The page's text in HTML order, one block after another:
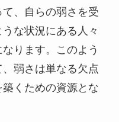
、自らの弱さを受
な状況にある人々
ります。このよう
弱さは単なる欠点
くための資源とな